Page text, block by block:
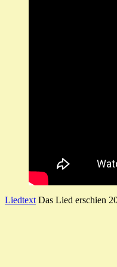
Liedtext Das Lied erschien